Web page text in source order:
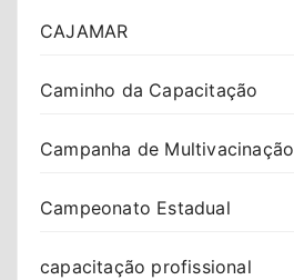
CAJAMAR
Caminho da Capacitação
Campanha de Multivacinação
Campeonato Estadual
capacitação profissional